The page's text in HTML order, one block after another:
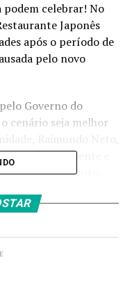
podem celebrar! No
Japonês
após o período de
pelo novo
Governo do
cenário seja melhor
do cliente e
novo momento,
de contenção da
o restaurante